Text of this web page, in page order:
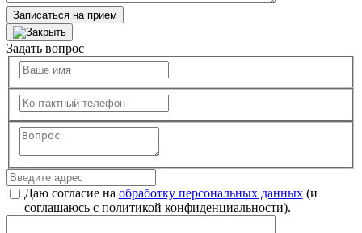
Записаться на прием
Задать вопрос
Даю согласие на обработку персональных данных(и
соглашаюсь с политикой конфиденциальности).